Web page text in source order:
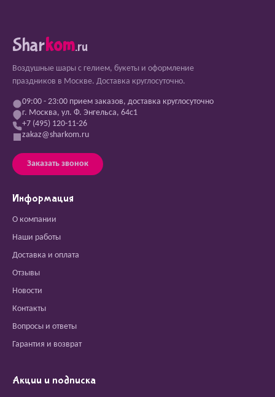
Sharkom.ru
Воздушные шары с гелием, букеты и оформление
праздников в Москве. Доставка круглосуточно.
09:00 - 23:00 прием заказов, доставка круглосуточно
г. Москва, ул. Ф. Энгельса, 64с1
+7 (495) 120-11-26
zakaz@sharkom.ru
Заказать звонок
Информация
О компании
Наши работы
Доставка и оплата
Отзывы
Новости
Контакты
Вопросы и ответы
Гарантия и возврат
Акции и подписка